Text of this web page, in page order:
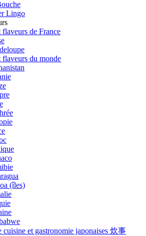
Lingo
flaveurs de France
flaveurs du monde
(îles)
cuisine et gastronomie japonaises 炊事